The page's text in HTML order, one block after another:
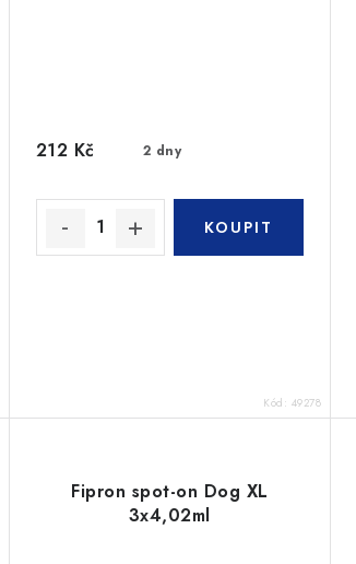
2 dny
212 Kč
Kód: 49278
Fipron spot-on Dog XL
3x4,02ml